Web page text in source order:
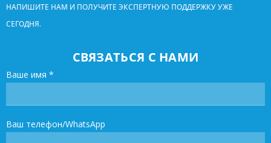
НАПИШИТЕ НАМ И ПОЛУЧИТЕ ЭКСПЕРТНУЮ ПОДДЕРЖКУ УЖЕ
СЕГОДНЯ.
СВЯЗАТЬСЯ С НАМИ
Ваше имя *
Ваш телефон/WhatsApp